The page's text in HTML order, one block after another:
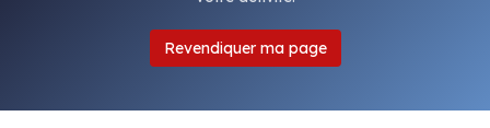
Revendiquer ma page